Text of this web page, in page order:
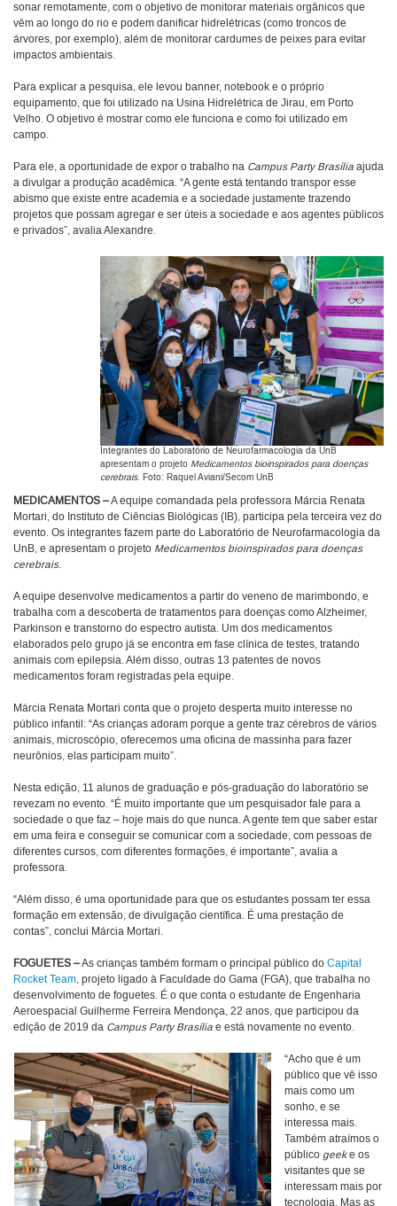
sonar remotamente, com o objetivo de monitorar materiais orgânicos que
vêm ao longo do rio e podem danificar hidrelétricas (como troncos de
árvores, por exemplo), além de monitorar cardumes de peixes para evitar
impactos ambientais.
Para explicar a pesquisa, ele levou banner, notebook e o próprio
equipamento, que foi utilizado na Usina Hidrelétrica de Jirau, em Porto
Velho. O objetivo é mostrar como ele funciona e como foi utilizado em
campo.
Para ele, a oportunidade de expor o trabalho na Campus Party Brasília ajuda
a divulgar a produção acadêmica. “A gente está tentando transpor esse
abismo que existe entre academia e a sociedade justamente trazendo
projetos que possam agregar e ser úteis a sociedade e aos agentes públicos
e privados”, avalia Alexandre.
Integrantes do Laboratório de Neurofarmacologia da UnB
apresentam o projeto Medicamentos bioinspirados para doenças
cerebrais. Foto: Raquel Aviani/Secom UnB
MEDICAMENTOS –A equipe comandada pela professora Márcia Renata
Mortari, do Instituto de Ciências Biológicas (IB), participa pela terceira vez do
evento. Os integrantes fazem parte do Laboratório de Neurofarmacologia da
UnB, e apresentam o projeto Medicamentos bioinspirados para doenças
cerebrais.
A equipe desenvolve medicamentos a partir do veneno de marimbondo, e
trabalha com a descoberta de tratamentos para doenças como Alzheimer,
Parkinson e transtorno do espectro autista. Um dos medicamentos
elaborados pelo grupo já se encontra em fase clínica de testes, tratando
animais com epilepsia. Além disso, outras 13 patentes de novos
medicamentos foram registradas pela equipe.
Márcia Renata Mortari conta que o projeto desperta muito interesse no
público infantil: “As crianças adoram porque a gente traz cérebros de vários
animais, microscópio, oferecemos uma oficina de massinha para fazer
neurônios, elas participam muito”.
Nesta edição, 11 alunos de graduação e pós-graduação do laboratório se
revezam no evento. “É muito importante que um pesquisador fale para a
sociedade o que faz – hoje mais do que nunca. A gente tem que saber estar
em uma feira e conseguir se comunicar com a sociedade, com pessoas de
diferentes cursos, com diferentes formações, é importante”, avalia a
professora.
“Além disso, é uma oportunidade para que os estudantes possam ter essa
formação em extensão, de divulgação científica. É uma prestação de
contas”, conclui Márcia Mortari.
FOGUETES –As crianças também formam o principal público do Capital
Rocket Team, projeto ligado à Faculdade do Gama (FGA), que trabalha no
desenvolvimento de foguetes. É o que conta o estudante de Engenharia
Aeroespacial Guilherme Ferreira Mendonça, 22 anos, que participou da
edição de 2019 da Campus Party Brasília e está novamente no evento.
“Acho que é um
público que vê isso
mais como um
sonho, e se
interessa mais.
Também atraímos o
público geeke os
visitantes que se
interessam mais por
tecnologia. Mas as